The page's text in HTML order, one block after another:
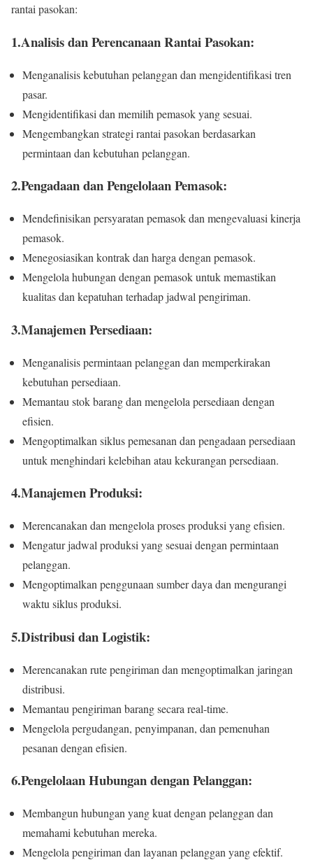
rantai pasokan:
1.Analisis dan Perencanaan Rantai Pasokan:
Menganalisis kebutuhan pelanggan dan mengidentifikasi tren
pasar.
Mengidentifikasi dan memilih pemasok yang sesuai.
Mengembangkan strategi rantai pasokan berdasarkan
permintaan dan kebutuhan pelanggan.
2.Pengadaan dan Pengelolaan Pemasok:
Mendefinisikan persyaratan pemasok dan mengevaluasi kinerja
pemasok.
Menegosiasikan kontrak dan harga dengan pemasok.
Mengelola hubungan dengan pemasok untuk memastikan
kualitas dan kepatuhan terhadap jadwal pengiriman.
3.Manajemen Persediaan:
Menganalisis permintaan pelanggan dan memperkirakan
kebutuhan persediaan.
Memantau stok barang dan mengelola persediaan dengan
efisien.
Mengoptimalkan siklus pemesanan dan pengadaan persediaan
untuk menghindari kelebihan atau kekurangan persediaan.
4.Manajemen Produksi:
Merencanakan dan mengelola proses produksi yang efisien.
Mengatur jadwal produksi yang sesuai dengan permintaan
pelanggan.
Mengoptimalkan penggunaan sumber daya dan mengurangi
waktu siklus produksi.
5.Distribusi dan Logistik:
Merencanakan rute pengiriman dan mengoptimalkan jaringan
distribusi.
Memantau pengiriman barang secara real-time.
Mengelola pergudangan, penyimpanan, dan pemenuhan
pesanan dengan efisien.
6.Pengelolaan Hubungan dengan Pelanggan:
Membangun hubungan yang kuat dengan pelanggan dan
memahami kebutuhan mereka.
Mengelola pengiriman dan layanan pelanggan yang efektif.